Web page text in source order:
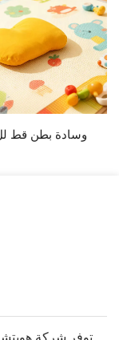
وسادة بطن قط
توفر شركة